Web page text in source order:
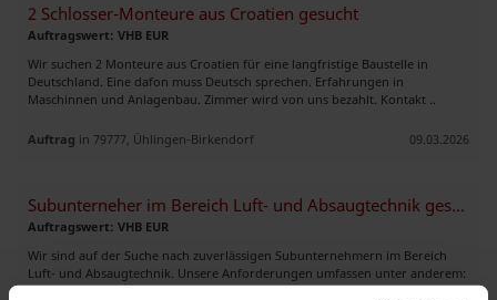
2 Schlosser-Monteure aus Croatien gesucht
Auftragswert: VHB EUR
Wir suchen 2 Monteure aus Croatien für eine langfristige Baustelle in
Deutschland. Eine dafon muss Deutsch sprechen. Erfahrungen in
Maschinnen und Anlagenbau. Zimmer wird von uns bezahlt. Kontakt ..
Auftrag in 79777, Ühlingen-Birkendorf 09.03.2026
Subunterneher im Bereich Luft- und Absaugtechnik gesucht
Auftragswert: VHB EUR
Wir sind auf der Suche nach zuverlässigen Subunternehmern im Bereich
Luft- und Absaugtechnik. Unsere Anforderungen umfassen unter anderem:
• Montage und Installation von Absauganlagen inkl. der Ve ..